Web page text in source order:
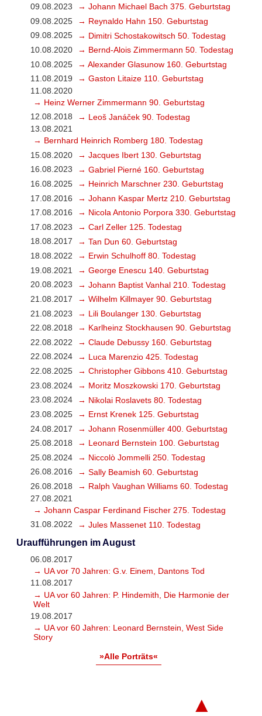
09.08.2023
→ Johann Michael Bach 375. Geburtstag
09.08.2025
→ Reynaldo Hahn 150. Geburtstag
09.08.2025
→ Dimitri Schostakowitsch 50. Todestag
10.08.2020
→ Bernd-Alois Zimmermann 50. Todestag
10.08.2025
→ Alexander Glasunow 160. Geburtstag
11.08.2019
→ Gaston Litaize 110. Geburtstag
11.08.2020
→ Heinz Werner Zimmermann 90. Geburtstag
12.08.2018
→ Leoš Janáček 90. Todestag
13.08.2021
→ Bernhard Heinrich Romberg 180. Todestag
15.08.2020
→ Jacques Ibert 130. Geburtstag
16.08.2023
→ Gabriel Pierné 160. Geburtstag
16.08.2025
→ Heinrich Marschner 230. Geburtstag
17.08.2016
→ Johann Kaspar Mertz 210. Geburtstag
17.08.2016
→ Nicola Antonio Porpora 330. Geburtstag
17.08.2023
→ Carl Zeller 125. Todestag
18.08.2017
→ Tan Dun 60. Geburtstag
18.08.2022
→ Erwin Schulhoff 80. Todestag
19.08.2021
→ George Enescu 140. Geburtstag
20.08.2023
→ Johann Baptist Vanhal 210. Todestag
21.08.2017
→ Wilhelm Killmayer 90. Geburtstag
21.08.2023
→ Lili Boulanger 130. Geburtstag
22.08.2018
→ Karlheinz Stockhausen 90. Geburtstag
22.08.2022
→ Claude Debussy 160. Geburtstag
22.08.2024
→ Luca Marenzio 425. Todestag
22.08.2025
→ Christopher Gibbons 410. Geburtstag
23.08.2024
→ Moritz Moszkowski 170. Geburtstag
23.08.2024
→ Nikolai Roslavets 80. Todestag
23.08.2025
→ Ernst Krenek 125. Geburtstag
24.08.2017
→ Johann Rosenmüller 400. Geburtstag
25.08.2018
→ Leonard Bernstein 100. Geburtstag
25.08.2024
→ Niccolò Jommelli 250. Todestag
26.08.2016
→ Sally Beamish 60. Geburtstag
26.08.2018
→ Ralph Vaughan Williams 60. Todestag
27.08.2021
→ Johann Caspar Ferdinand Fischer 275. Todestag
31.08.2022
→ Jules Massenet 110. Todestag
Uraufführungen im August
06.08.2017
→ UA vor 70 Jahren: G.v. Einem, Dantons Tod
11.08.2017
→ UA vor 60 Jahren: P. Hindemith, Die Harmonie der
Welt
19.08.2017
→ UA vor 60 Jahren: Leonard Bernstein, West Side
Story
»Alle Porträts«
▲